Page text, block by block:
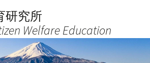
研究所
Welfare Education